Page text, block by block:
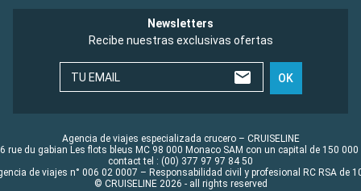
Newsletters
Recibe nuestras exclusivas ofertas
TU EMAIL OK
Agencia de viajes especializada crucero – CRUISELINE
rue du gabian Les flots bleus MC 98 000 Monaco SAM con un capital de 150 000
contact tel : (00) 377 97 97 84 50
de viajes n° 006 02 0007 – Responsabilidad civil y profesional RC RSA de
© CRUISELINE 2026 - all rights reserved